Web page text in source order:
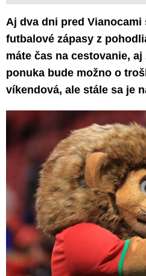
Aj dva dni pred
futbalové zápasy z
máte čas na cestovanie,
ponuka bude možno o
víkendová, ale stále sa je